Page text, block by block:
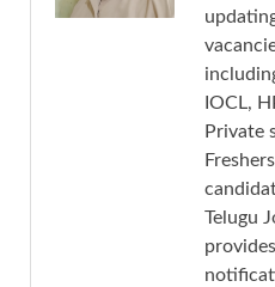
IOCL,
Private
Telugu